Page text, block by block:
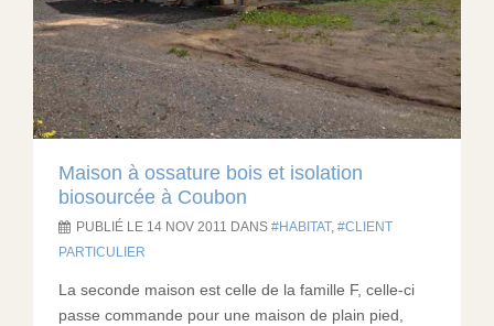
Maison à ossature bois et isolation
biosourcée à Coubon
PUBLIÉ LE 14 NOV 2011 DANS HABITAT,
CLIENT
PARTICULIER
La seconde maison est celle de la famille F, celle-ci
passe commande pour une maison de plain pied,